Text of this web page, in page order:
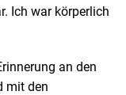
Ich war körperlich
an den
mit den